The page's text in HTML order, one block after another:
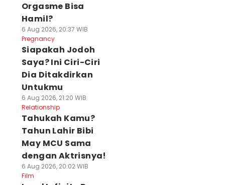
Orgasme Bisa
Hamil?
6 Aug 2026, 20:37 WIB
Pregnancy
Siapakah Jodoh
Saya? Ini Ciri-Ciri
Dia Ditakdirkan
Untukmu
6 Aug 2026, 21:20 WIB
Relationship
Tahukah Kamu?
Tahun Lahir Bibi
May MCU Sama
dengan Aktrisnya!
6 Aug 2026, 20:02 WIB
Film